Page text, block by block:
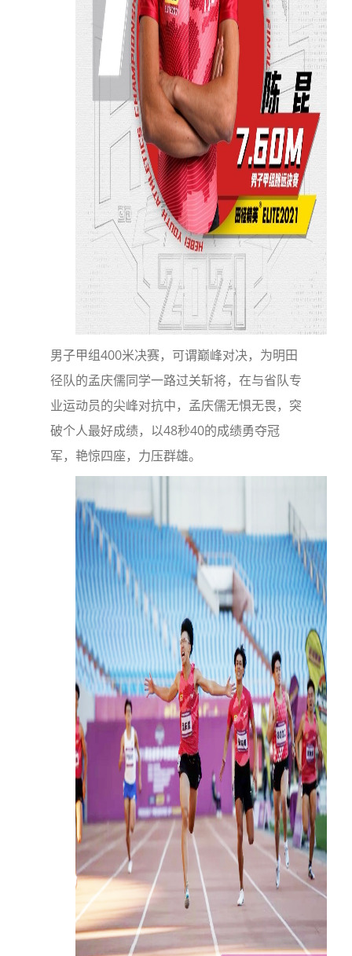
男子甲组400米决赛，可谓巅峰对决，为明田
径队的孟庆儒同学一路过关斩将，在与省队专
业运动员的尖峰对抗中，孟庆儒无惧无畏，突
破个人最好成绩，以48秒40的成绩勇夺冠
军，艳惊四座，力压群雄。